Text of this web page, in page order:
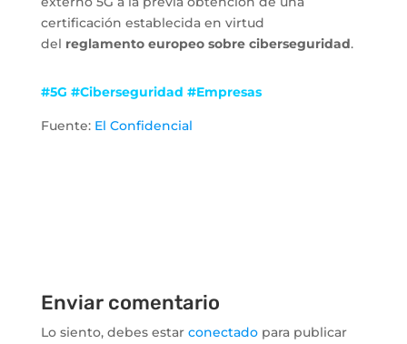
certificación establecida en virtud
del reglamento europeo sobre ciberseguridad.
#5G #Ciberseguridad #Empresas
Fuente: El Confidencial
Enviar comentario
Lo siento, debes estar conectadopara publicar